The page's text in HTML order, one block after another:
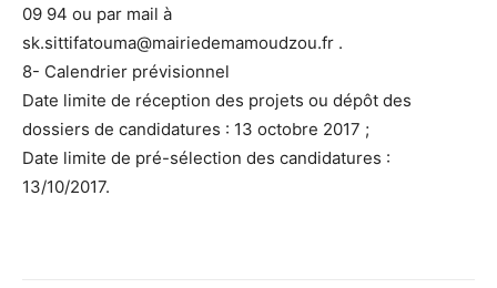
09 94 ou par mail à
sk.sittifatouma@mairiedemamoudzou.fr .
8- Calendrier prévisionnel
Date limite de réception des projets ou dépôt des
dossiers de candidatures : 13 octobre 2017 ;
Date limite de pré-sélection des candidatures :
13/10/2017.